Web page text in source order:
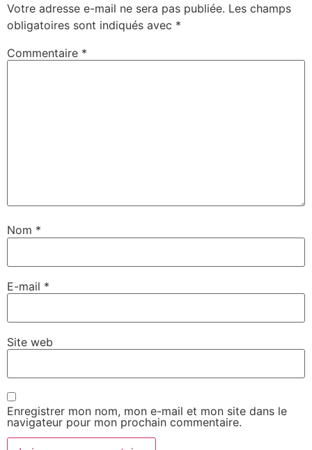
Votre adresse e-mail ne sera pas publiée. Les champs
obligatoires sont indiqués avec *
Commentaire *
Nom *
E-mail *
Site web
Enregistrer mon nom, mon e-mail et mon site dans le
navigateur pour mon prochain commentaire.